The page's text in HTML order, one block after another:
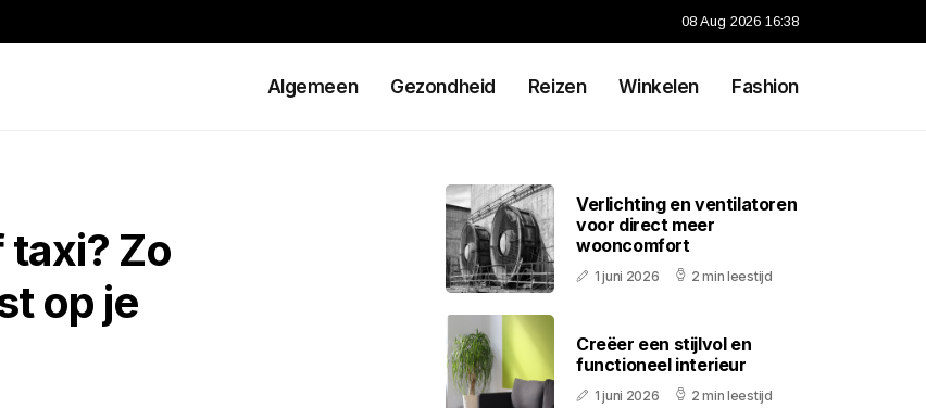
08 Aug 2026 16:38
Algemeen Gezondheid Reizen Winkelen Fashion
taxi? Zo
op je
Verlichting en ventilatoren
voor direct meer
wooncomfort
1 juni 2026 2 min leestijd
Creëer een stijlvol en
functioneel interieur
1 juni 2026 2 min leestijd